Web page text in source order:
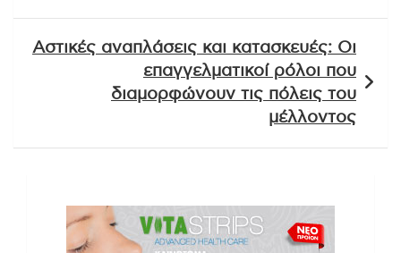
Αστικές αναπλάσεις και κατασκευές: Οι
επαγγελματικοί ρόλοι που
διαμορφώνουν τις πόλεις του
μέλλοντος